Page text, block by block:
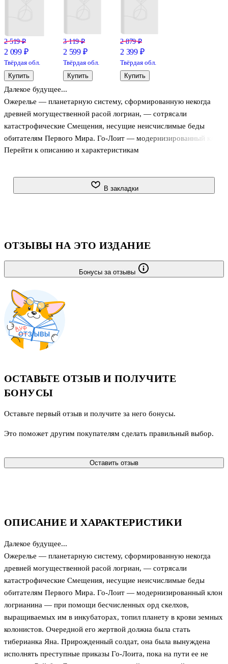
Далекое будущее...
Ожерелье — планетарную систему, сформированную некогда
древней могущественной расой логриан, — сотрясали
катастрофические Смещения, несущие неисчислимые беды
обитателям Первого Мира. Го-Лоит — модернизированный клон
логрианина — при помощи бесчисленных орд скелхов,
тиберианка Яна. Прирожденный солдат, она была вынуждена
Перейти к описанию и характеристикам
2 519 ₽
2 099 ₽
Твёрдая обл.
Купить
3 119 ₽
2 599 ₽
Твёрдая обл.
Купить
2 879 ₽
2 399 ₽
Твёрдая обл.
Купить
В закладки
ОПИСАНИЕ И ХАРАКТЕРИСТИКИ
Далекое будущее...
Ожерелье — планетарную систему, сформированную некогда
древней могущественной расой логриан, — сотрясали
катастрофические Смещения, несущие неисчислимые беды
обитателям Первого Мира. Го-Лоит — модернизированный клон
логрианина — при помощи бесчисленных орд скелхов,
выращиваемых им в инкубаторах, топил планету в крови земных
колонистов. Очередной его жертвой должна была стать
тиберианка Яна. Прирожденный солдат, она была вынуждена
исполнять преступные приказы Го-Лоита, пока на пути ее не
ОТЗЫВЫ НА ЭТО ИЗДАНИЕ
Бонусы за отзывы
ОСТАВЬТЕ ОТЗЫВ И ПОЛУЧИТЕ
БОНУСЫ
Оставьте первый отзыв и получите за него бонусы.
Это поможет другим покупателям сделать правильный выбор.
Оставить отзыв